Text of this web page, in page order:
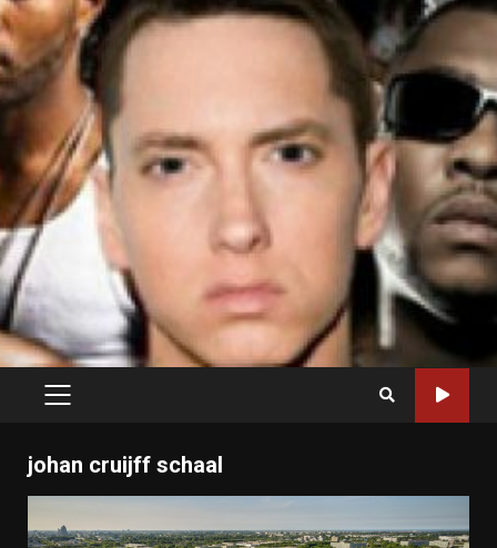
PRIMARY
johan cruijff schaal